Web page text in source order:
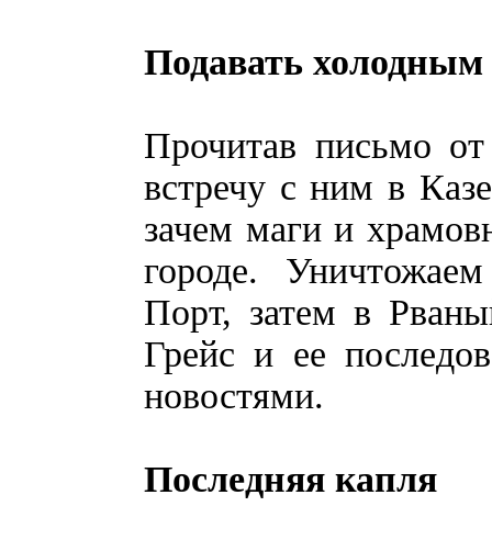
Подавать холодным
Прочитав письмо
встречу с ним в
зачем маги и
городе.
Порт, затем в
Грейс и ее
новостями.
Последняя капля